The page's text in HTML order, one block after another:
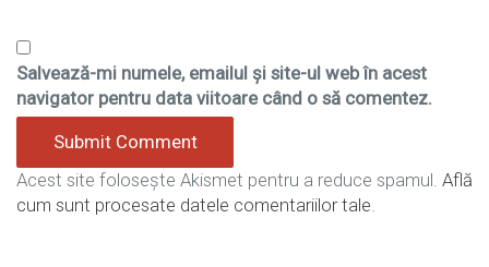
Salvează-mi numele, emailul și site-ul web în acest
navigator pentru data viitoare când o să comentez.
Acest site folosește Akismet pentru a reduce spamul. Află
cum sunt procesate datele comentariilor tale.